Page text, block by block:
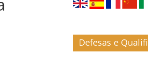
Defesas e